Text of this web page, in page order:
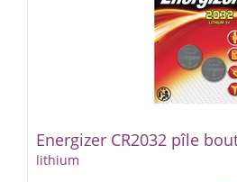
Energizer CR2032 pîle
lithium